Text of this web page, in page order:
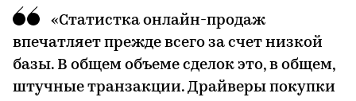
«Статистка онлайн-продаж
впечатляет прежде всего за счет низкой
базы. В общем объеме сделок это, в общем,
штучные транзакции. Драйверы покупки